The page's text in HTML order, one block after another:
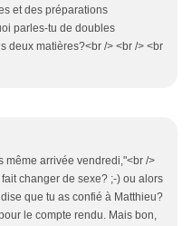
et des préparations
parles-tu de doubles
deux matières?<br /> <br /> <br
même arrivée vendredi,"<br />
changer de sexe? ;-) ou alors
que tu as confié à Matthieu?
le compte rendu. Mais bon,